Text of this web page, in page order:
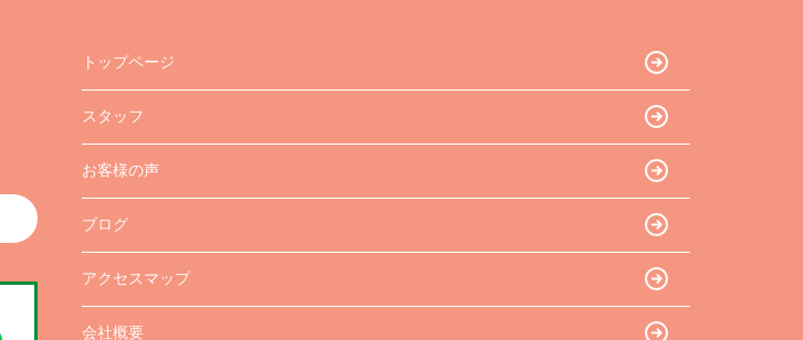
トップページ
スタッフ
お客様の声
ブログ
アクセスマップ
会社概要